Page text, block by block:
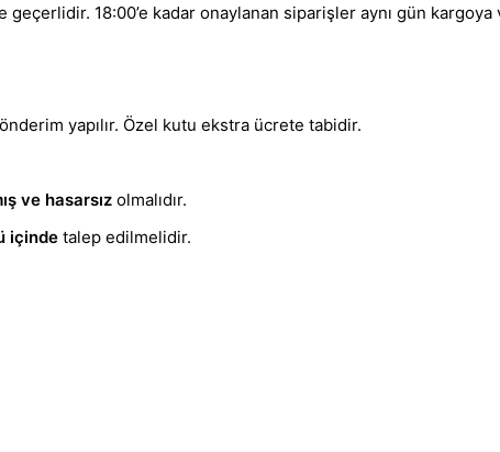
geçerlidir. 18:00’e kadar onaylanan siparişler aynı gün kargoya
yapılır. Özel kutu ekstra ücrete tabidir.
ve hasarsız olmalıdır.
içinde talep edilmelidir.